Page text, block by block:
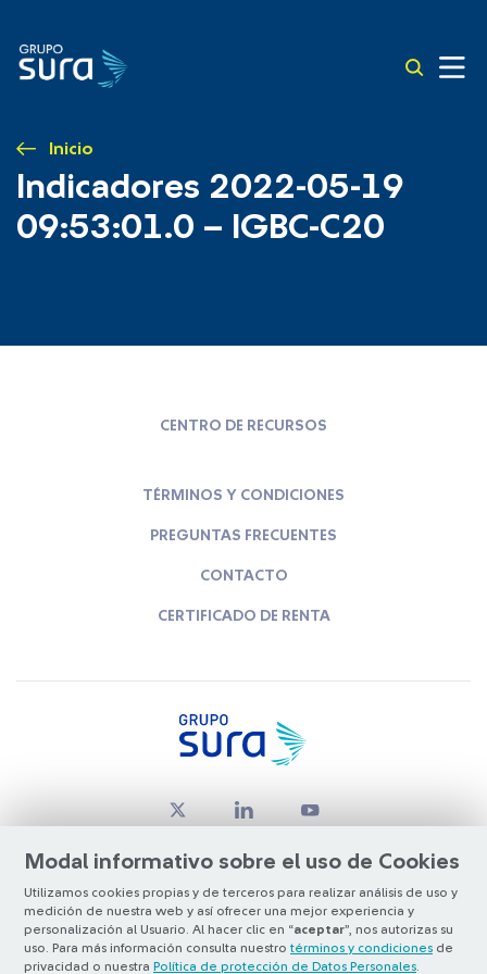
Inicio
Indicadores 2022-05-19
09:53:01.0 – IGBC-C20
Modal informativo sobre el uso de Cookies
Utilizamos cookies propias y de terceros para realizar análisis de uso y
medición de nuestra web y así ofrecer una mejor experiencia y
personalización al Usuario. Al hacer clic en “aceptar”, nos autorizas su
uso. Para más información consulta nuestro términos y condiciones de
privacidad o nuestra Política de protección de Datos Personales
CENTRO DE RECURSOS
TÉRMINOS Y CONDICIONES
PREGUNTAS FRECUENTES
CONTACTO
CERTIFICADO DE RENTA
© Copyright Grupo SURA 2026